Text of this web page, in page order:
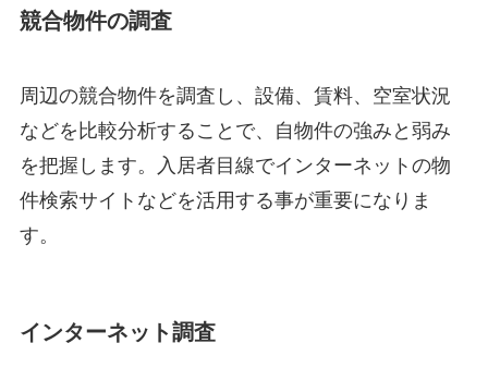
競合物件の調査
周辺の競合物件を調査し、設備、賃料、空室状況
などを比較分析することで、自物件の強みと弱み
を把握します。入居者目線でインターネットの物
件検索サイトなどを活用する事が重要になりま
す。
インターネット調査